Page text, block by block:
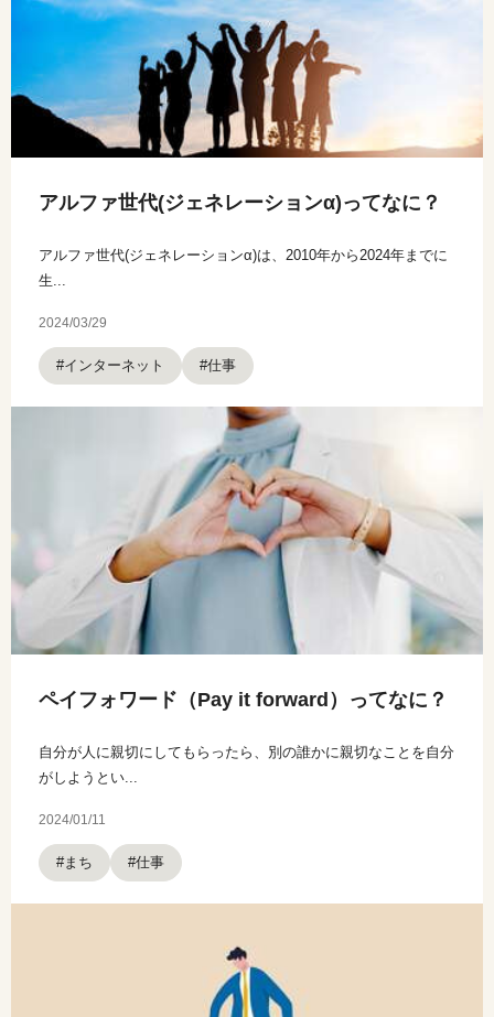
アルファ世代(ジェネレーションα)ってなに？
アルファ世代(ジェネレーションα)は、2010年から2024年までに
生...
2024/03/29
#インターネット #仕事
ペイフォワード（Pay it forward）ってなに？
自分が人に親切にしてもらったら、別の誰かに親切なことを自分
がしようとい...
2024/01/11
#まち #仕事